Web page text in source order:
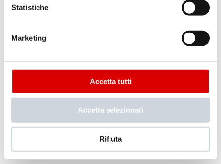
Statistiche
Marketing
Accetta tutti
Accetta selezionati
Rifiuta
VAI ALLA MAPPA DEL CENTRO